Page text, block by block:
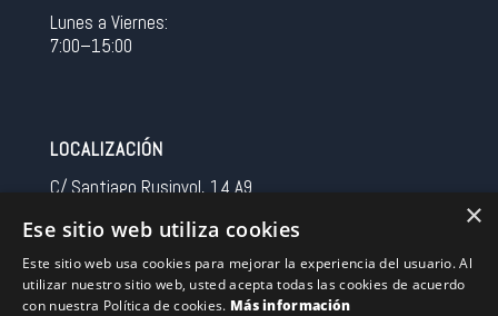
Lunes a Viernes:
7:00–15:00
LOCALIZACIÓN
C/ Santiago Rusinyol, 14 A9
Spain
CONTACTO
×
Ese sitio web utiliza cookies
Este sitio web usa cookies para mejorar la experiencia del usuario. Al
utilizar nuestro sitio web, usted acepta todas las cookies de acuerdo
con nuestra Política de cookies. Más información